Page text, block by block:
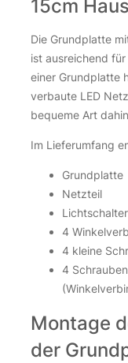
15cm
Die Grundplatte
ist ausreichend
einer Grundplatte
verbaute LED
bequeme Art
Im Lieferumfang
Grundplatte
Netzteil
4
4 kleine
4
Montage
der